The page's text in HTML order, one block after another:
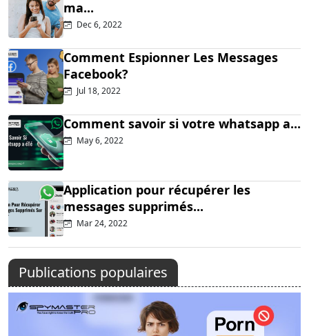
ma...
Dec 6, 2022
Comment Espionner Les Messages
Facebook?
Jul 18, 2022
Comment savoir si votre whatsapp a...
May 6, 2022
Application pour récupérer les
messages supprimés...
Mar 24, 2022
Publications populaires